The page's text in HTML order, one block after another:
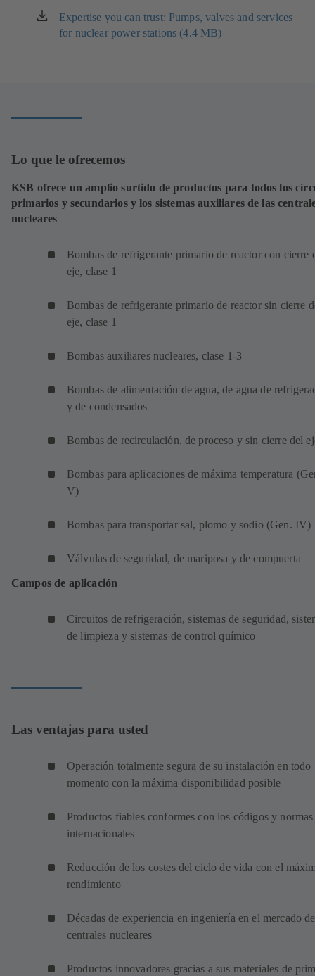
Expertise you can trust: Pumps, valves and services
for nuclear power stations (4.4 MB)
(se
abre
Lo que le ofrecemos
KSB ofrece un amplio surtido de productos para todos los
primarios y secundarios y los sistemas auxiliares de las
nucleares
Bombas de refrigerante primario de reactor con cierre
eje, clase 1
Bombas de refrigerante primario de reactor sin cierre
eje, clase 1
Bombas auxiliares nucleares, clase 1-3
Bombas de alimentación de agua, de agua de
y de condensados
Bombas de recirculación, de proceso y sin cierre del
Bombas para aplicaciones de máxima temperatura
V)
Bombas para transportar sal, plomo y sodio (Gen. IV)
Válvulas de seguridad, de mariposa y de compuerta
Campos de aplicación
Circuitos de refrigeración, sistemas de seguridad,
de limpieza y sistemas de control químico
Las ventajas para usted
Operación totalmente segura de su instalación en todo
momento con la máxima disponibilidad posible
Productos fiables conformes con los códigos y normas
internacionales
Reducción de los costes del ciclo de vida con el
rendimiento
Décadas de experiencia en ingeniería en el mercado
centrales nucleares
Productos innovadores gracias a sus materiales de